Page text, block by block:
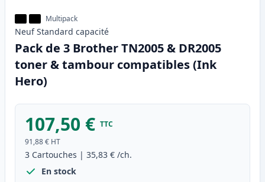
Multipack
Neuf Standard capacité
Pack de 3 Brother TN2005 & DR2005
toner & tambour compatibles (Ink
Hero)
107,50 € TTC
91,88 € HT
3 Cartouches | 35,83 € /ch.
En stock